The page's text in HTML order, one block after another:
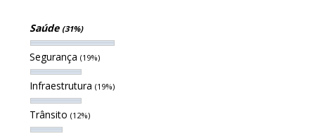
Saúde (31%)
Segurança (19%)
Infraestrutura (19%)
Trânsito (12%)